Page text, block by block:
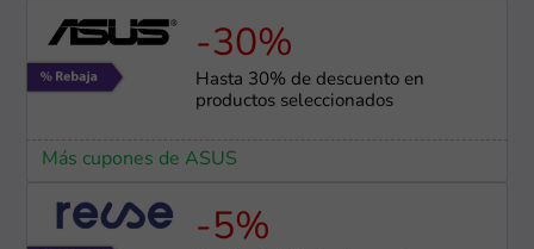
-30%
Hasta 30% de descuento en
productos seleccionados
Más cupones de ASUS
-5%